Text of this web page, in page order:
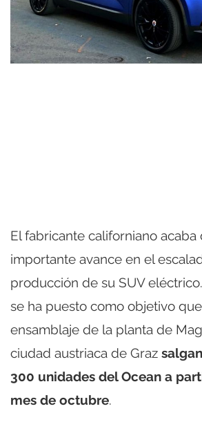
El fabricante californiano acaba
importante avance en el
producción de su SUV
se ha puesto como objetivo
ensamblaje de la planta de
ciudad austriaca de Graz
300 unidades del Ocean a
mes de octubre.